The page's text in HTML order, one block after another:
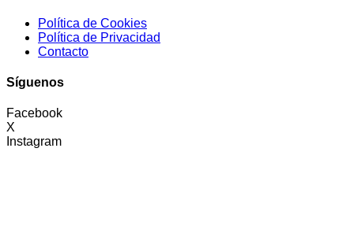
Política de Cookies
Política de Privacidad
Contacto
Síguenos
Facebook
X
Instagram